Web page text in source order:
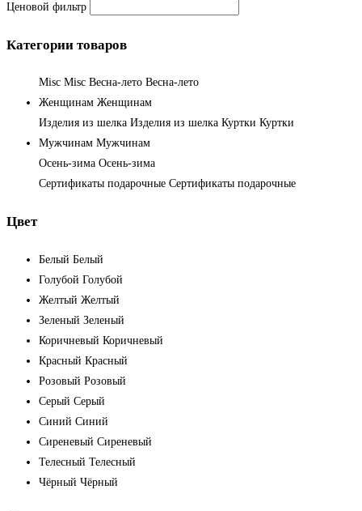
Ценовой фильтр
Категории товаров
Misc Misc Весна-лето Весна-лето
Женщинам Женщинам
Изделия из шелка Изделия из шелка Куртки Куртки
Мужчинам Мужчинам
Осень-зима Осень-зима
Сертификаты подарочные Сертификаты подарочные
Цвет
Белый Белый
Голубой Голубой
Желтый Желтый
Зеленый Зеленый
Коричневый Коричневый
Красный Красный
Розовый Розовый
Серый Серый
Синий Синий
Сиреневый Сиреневый
Телесный Телесный
Чёрный Чёрный